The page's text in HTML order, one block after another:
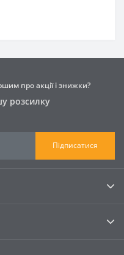
про акції і знижки?
розсилку
Підписатися